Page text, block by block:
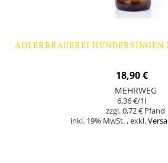
18,90 €
MEHRWEG
6,36 €/1l
0,72 €
inkl. 19% MwSt. ,exkl.